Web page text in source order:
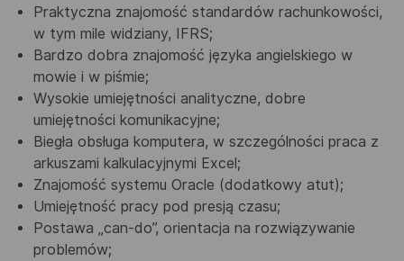
Praktyczna znajomość standardów rachunkowości,
w tym mile widziany, IFRS;
Bardzo dobra znajomość języka angielskiego w
mowie i w piśmie;
Wysokie umiejętności analityczne, dobre
umiejętności komunikacyjne;
Biegła obsługa komputera, w szczególności praca z
arkuszami kalkulacyjnymi Excel;
Znajomość systemu Oracle (dodatkowy atut);
Umiejętność pracy pod presją czasu;
Postawa „can-do”, orientacja na rozwiązywanie
problemów;